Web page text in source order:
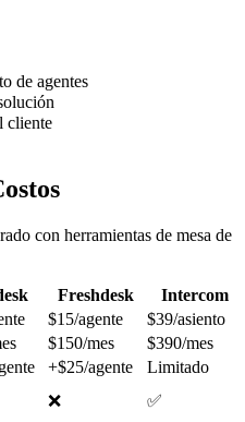
de agentes
cliente
con herramientas de mesa de
Freshdesk
Intercom
$15/agente
$39/asiento
$150/mes
$390/mes
+$25/agente
Limitado
❌
✅